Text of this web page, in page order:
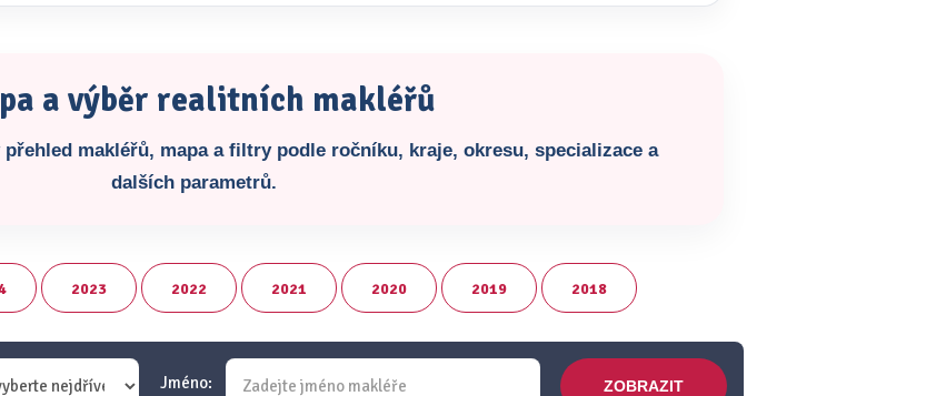
a výběr realitních makléřů
makléřů, mapa a filtry podle ročníku, kraje, okresu, specializace a
dalších parametrů.
2023 2022 2021 2020 2019 2018
Jméno: ZOBRAZIT